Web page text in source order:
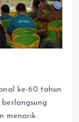
ke-60 tahun
menarik.